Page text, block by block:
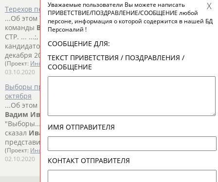
Терехов переизбран президентом Союза тхэквондо России
...Об этом ТАСС сообщил главный тренер национальной
команды Вадим Иванов , являющийся членом исполкома
СТР. ... ...;, - сказал
кандидатом, он возглавляет Союз тхэквондо России с 1
декабря 2009 года. ...
(Проект: Информационное агентство СТАДИОН )
03.10.2020
Выборы президента Союза тхэквондо России состоятся 3
октября
...Об этом сообщил главный тренер национальной команды
Вадим Иванов, являющийся членом исполкома СТР.
"Выборы... ...глава Анатолий Константинович Терехов", -
сказал Иванов. "Все региональные федерации уже
представили...
(Проект: Информационное агентство СТАДИОН)
02.10.2020
Уважаемые пользователи Вы можете написать
ПРИВЕТСТВИЕ/ПОЗДРАВЛЕНИЕ/СООБЩЕНИЕ любой
персоне, информация о которой содержится в нашей БД
Персоналий !
СООБЩЕНИЕ ДЛЯ:
ТЕКСТ ПРИВЕТСТВИЯ / ПОЗДРАВЛЕНИЯ /
СООБЩЕНИЕ
ИМЯ ОТПРАВИТЕЛЯ
КОНТАКТ ОТПРАВИТЕЛЯ